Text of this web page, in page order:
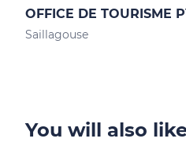
OFFICE DE TOURISME
Saillagouse
You will also